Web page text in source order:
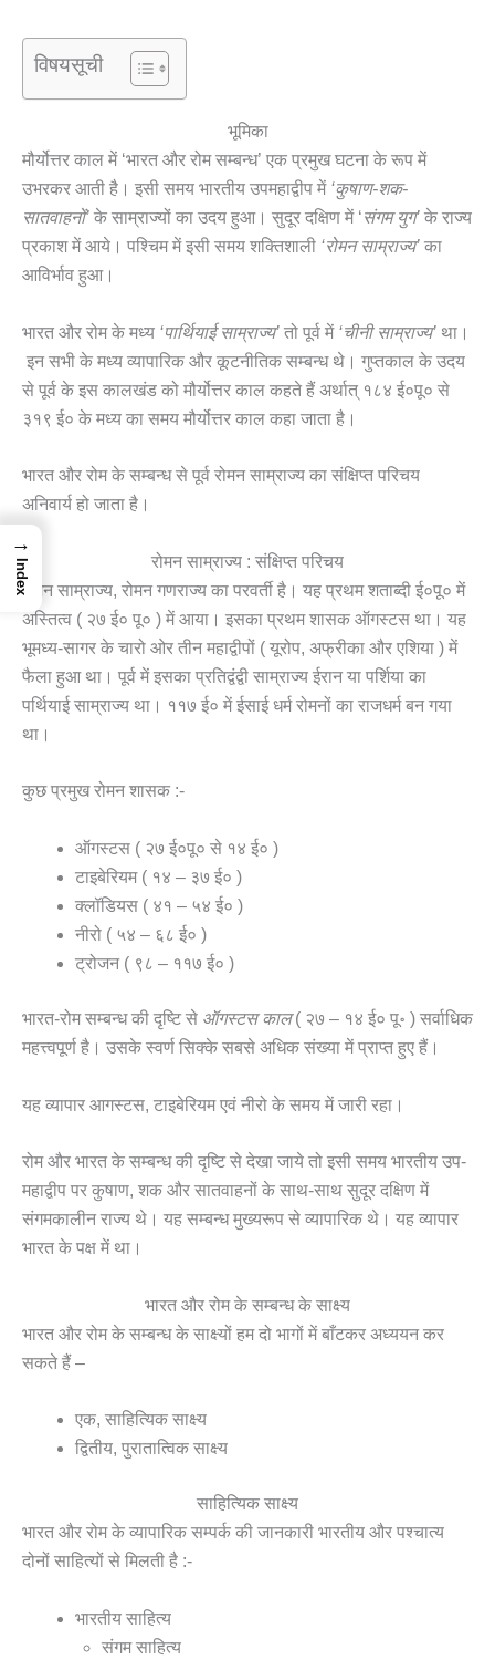
विषयसूची
भूमिका
मौर्योत्तर काल में ‘भारत और रोम सम्बन्ध’ एक प्रमुख घटना के रूप में
उभरकर आती है। इसी समय भारतीय उपमहाद्वीप में ‘कुषाण-शक-
सातवाहनों’ के साम्राज्यों का उदय हुआ। सुदूर दक्षिण में ‘संगम युग’ के राज्य
प्रकाश में आये। पश्चिम में इसी समय शक्तिशाली ‘रोमन साम्राज्य’ का
आविर्भाव हुआ।
भारत और रोम के मध्य ‘पार्थियाई साम्राज्य’ तो पूर्व में ‘चीनी साम्राज्य’ था।
इन सभी के मध्य व्यापारिक और कूटनीतिक सम्बन्ध थे। गुप्तकाल के उदय
से पूर्व के इस कालखंड को मौर्योत्तर काल कहते हैं अर्थात् १८४ ई०पू० से
३१९ ई० के मध्य का समय मौर्योत्तर काल कहा जाता है।
भारत और रोम के सम्बन्ध से पूर्व रोमन साम्राज्य का संक्षिप्त परिचय
अनिवार्य हो जाता है।
रोमन साम्राज्य : संक्षिप्त परिचय
रोमन साम्राज्य, रोमन गणराज्य का परवर्ती है। यह प्रथम शताब्दी ई०पू० में
अस्तित्व ( २७ ई० पू० ) में आया। इसका प्रथम शासक ऑगस्टस था। यह
भूमध्य-सागर के चारो ओर तीन महाद्वीपों ( यूरोप, अफ्रीका और एशिया ) में
फैला हुआ था। पूर्व में इसका प्रतिद्वंद्वी साम्राज्य ईरान या पर्शिया का
पर्थियाई साम्राज्य था। ११७ ई० में ईसाई धर्म रोमनों का राजधर्म बन गया
था।
कुछ प्रमुख रोमन शासक :-
ऑगस्टस ( २७ ई०पू० से १४ ई० )
टाइबेरियम ( १४ – ३७ ई० )
क्लॉडियस ( ४१ – ५४ ई० )
नीरो ( ५४ – ६८ ई० )
ट्रोजन ( ९८ – ११७ ई० )
भारत-रोम सम्बन्ध की दृष्टि से ऑगस्टसकाल ( २७ – १४ ई० पू॰ ) सर्वाधिक
महत्त्वपूर्ण है। उसके स्वर्ण सिक्के सबसे अधिक संख्या में प्राप्त हुए हैं।
यह व्यापार आगस्टस, टाइबेरियम एवं नीरो के समय में जारी रहा।
रोम और भारत के सम्बन्ध की दृष्टि से देखा जाये तो इसी समय भारतीय उप-
महाद्वीप पर कुषाण, शक और सातवाहनों के साथ-साथ सुदूर दक्षिण में
संगमकालीन राज्य थे। यह सम्बन्ध मुख्यरूप से व्यापारिक थे। यह व्यापार
भारत के पक्ष में था।
भारत और रोम के सम्बन्ध के साक्ष्य
भारत और रोम के सम्बन्ध के साक्ष्यों हम दो भागों में बाँटकर अध्ययन कर
सकते हैं –
एक, साहित्यिक साक्ष्य
द्वितीय, पुरातात्विक साक्ष्य
साहित्यिक साक्ष्य
भारत और रोम के व्यापारिक सम्पर्क की जानकारी भारतीय और पश्चात्य
दोनों साहित्यों से मिलती है :-
भारतीय साहित्य
संगम साहित्य
→
Index